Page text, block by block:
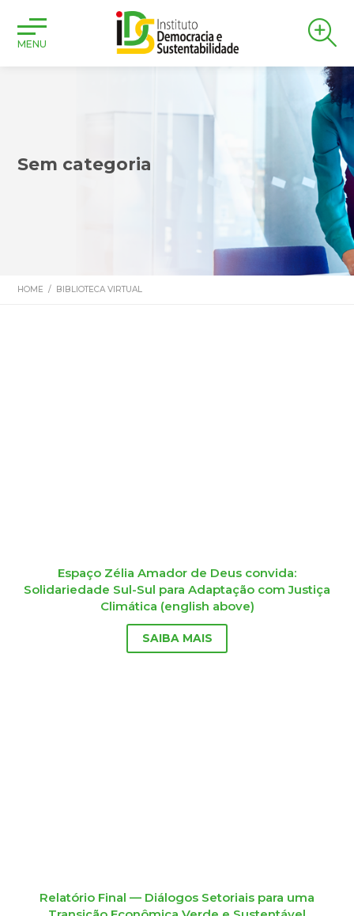
MENU
Sem categoria
HOME / BIBLIOTECA VIRTUAL
Espaço Zélia Amador de Deus convida:
Solidariedade Sul-Sul para Adaptação com Justiça
Climática (english above)
SAIBA MAIS
Relatório Final — Diálogos Setoriais para uma